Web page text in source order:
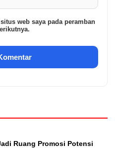
web saya pada peramban
Ruang Promosi Potensi